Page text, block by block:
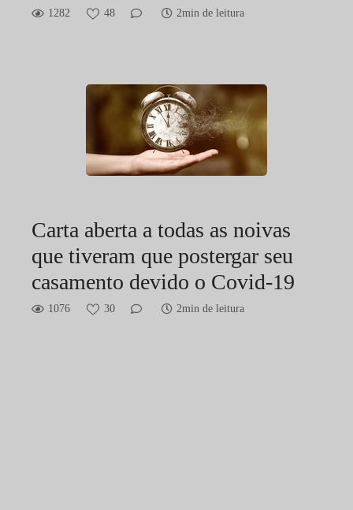
1282 48 2min de leitura
Carta aberta a todas as noivas
que tiveram que postergar seu
casamento devido o Covid-19
1076 30 2min de leitura